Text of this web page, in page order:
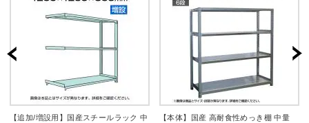
【追加/増設用】国産スチールラック 中
【本体】国産 高耐食性めっき棚 中量